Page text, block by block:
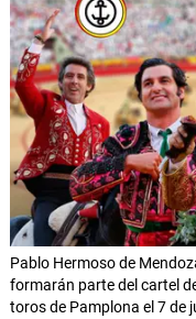
Pablo Hermoso de
formarán parte del cartel
toros de Pamplona el 7 de